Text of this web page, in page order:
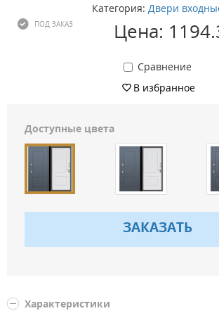
Категория: Двери
ПОД ЗАКАЗ Цена:
Сравнение
В избранное
Доступные цвета
ЗАКАЗАТЬ
Характеристики